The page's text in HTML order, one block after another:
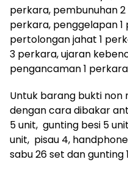
perkara, pembunuhan
perkara, penggelapan 1
pertolongan jahat 1
3 perkara, ujaran
pengancaman 1
Untuk barang bukti non
dengan cara dibakar
5 unit, gunting besi 5
unit, pisau 4,
sabu 26 set dan gunting